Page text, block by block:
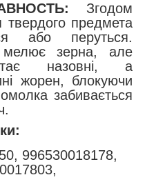
Згодом
твердого предмета
або перуться.
мелює зерна, але
назовні, а
жорен, блокуючи
забивається
996530018178,